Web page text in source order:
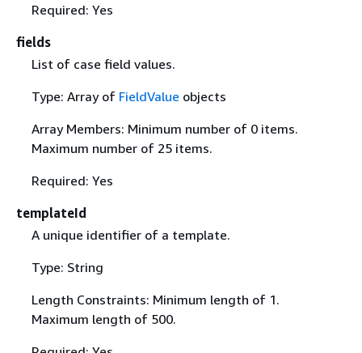
Required: Yes
fields
List of case field values.
Type: Array of FieldValue objects
Array Members: Minimum number of 0 items.
Maximum number of 25 items.
Required: Yes
templateId
A unique identifier of a template.
Type: String
Length Constraints: Minimum length of 1.
Maximum length of 500.